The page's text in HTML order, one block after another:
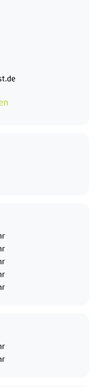
beobachten
von den
der Kita-
tätig. Der
dem Projekt
und führen
und Sportfeste